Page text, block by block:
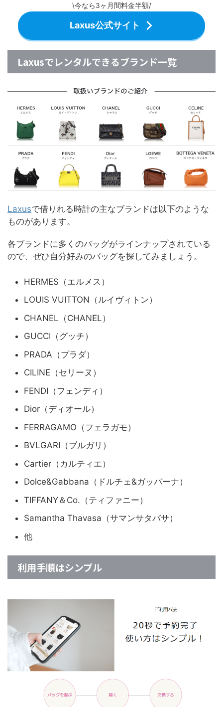
\今なら3ヶ月間料金半額/
Laxus公式サイト
Laxusでレンタルできるブランド一覧
Laxusで借りれる時計の主なブランドは以下のような
ものがあります。
各ブランドに多くのバッグがラインナップされている
ので、ぜひ自分好みのバッグを探してみましょう。
HERMES（エルメス）
LOUIS VUITTON（ルイヴィトン）
CHANEL（CHANEL）
GUCCI（グッチ）
PRADA（プラダ）
CILINE（セリーヌ）
FENDI（フェンディ）
Dior（ディオール）
FERRAGAMO（フェラガモ）
BVLGARI（ブルガリ）
Cartier（カルティエ）
Dolce&Gabbana（ドルチェ&ガッバーナ）
TIFFANY＆Co.（ティファニー）
Samantha Thavasa（サマンサタバサ）
他
利用手順はシンプル